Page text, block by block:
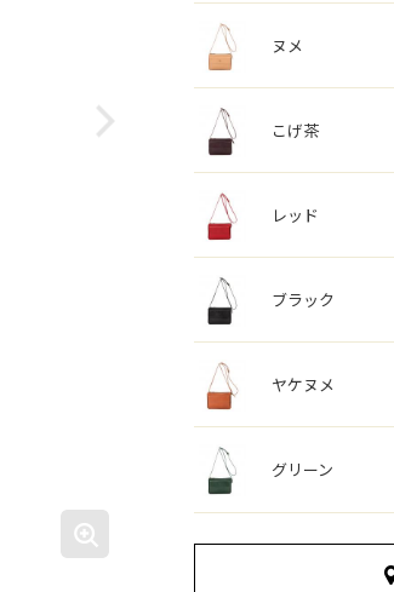
ヌメ
こげ茶
レッド
ブラック
ヤケヌメ
グリーン